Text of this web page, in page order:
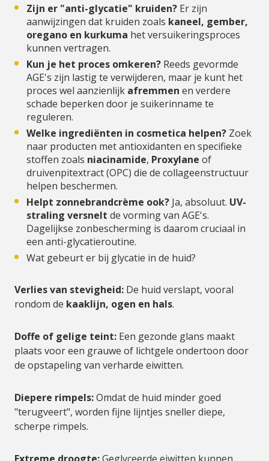
Zijn er "anti-glycatie" kruiden? Er zijn
aanwijzingen dat kruiden zoals kaneel, gember,
oregano en kurkuma het versuikeringsproces
kunnen vertragen.
Kun je het proces omkeren? Reeds gevormde
AGE's zijn lastig te verwijderen, maar je kunt het
proces wel aanzienlijk afremmen en verdere
schade beperken door je suikerinname te
reguleren.
Welke ingrediënten in cosmetica helpen? Zoek
naar producten met antioxidanten en specifieke
stoffen zoals niacinamide, Proxylane of
druivenpitextract (OPC) die de collageenstructuur
helpen beschermen.
Helpt zonnebrandcrème ook? Ja, absoluut. UV-
straling versnelt de vorming van AGE's.
Dagelijkse zonbescherming is daarom cruciaal in
een anti-glycatieroutine.
Wat gebeurt er bij glycatie in de huid?
Verlies van stevigheid: De huid verslapt, vooral
rondom de kaaklijn, ogen en hals.
Doffe of gelige teint: Een gezonde glans maakt
plaats voor een grauwe of lichtgele ondertoon door
de opstapeling van verharde eiwitten.
Diepere rimpels:Omdat de huid minder goed
"terugveert", worden fijne lijntjes sneller diepe,
scherpe rimpels.